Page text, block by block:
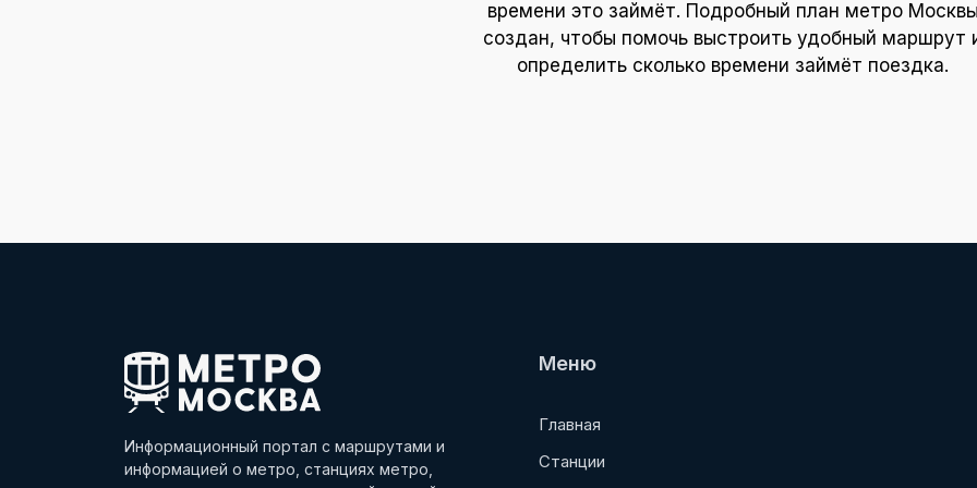
времени это займёт. Подробный план метро
создан, чтобы помочь выстроить удобный маршрут
определить сколько времени займёт поездка.
Информационный портал с маршрутами и
информацией о метро, станциях метро,
Меню
Главная
Станции